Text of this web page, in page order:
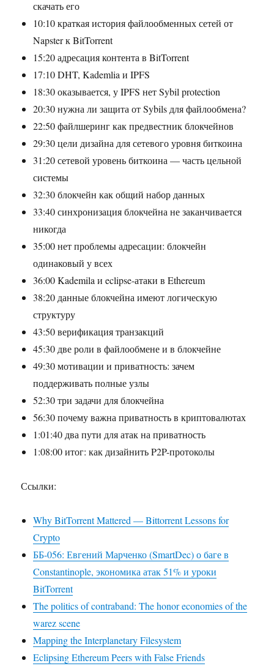
скачать его
10:10 краткая история файлообменных сетей от
Napster к BitTorrent
15:20 адресация контента в BitTorrent
17:10 DHT, Kademlia и IPFS
18:30 оказывается, у IPFS нет Sybil protection
20:30 нужна ли защита от Sybils для файлообмена?
22:50 файлшеринг как предвестник блокчейнов
29:30 цели дизайна для сетевого уровня биткоина
31:20 сетевой уровень биткоина — часть цельной
системы
32:30 блокчейн как общий набор данных
33:40 синхронизация блокчейна не заканчивается
никогда
35:00 нет проблемы адресации: блокчейн
одинаковый у всех
36:00 Kademila и eclipse-атаки в Ethereum
38:20 данные блокчейна имеют логическую
структуру
43:50 верификация транзакций
45:30 две роли в файлообмене и в блокчейне
49:30 мотивации и приватность: зачем
поддерживать полные узлы
52:30 три задачи для блокчейна
56:30 почему важна приватность в криптовалютах
1:01:40 два пути для атак на приватность
1:08:00 итог: как дизайнить P2P-протоколы
Ссылки:
Why BitTorrent Mattered — Bittorrent Lessons for
Crypto
ББ-056: Евгений Марченко (SmartDec) о баге в
Constantinople, экономика атак 51% и уроки
BitTorrent
The politics of contraband: The honor economies of the
warez scene
Mapping the Interplanetary Filesystem
Eclipsing Ethereum Peers with False Friends